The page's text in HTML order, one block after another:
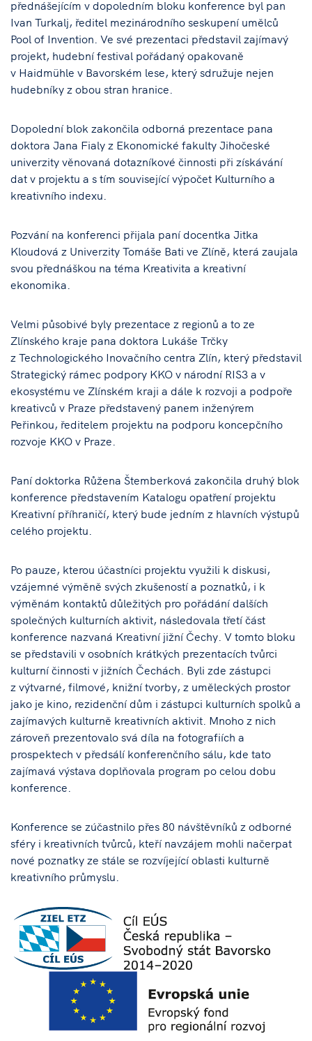
přednášejícím v dopoledním bloku konference byl pan
Ivan Turkalj, ředitel mezinárodního seskupení umělců
Pool of Invention. Ve své prezentaci představil zajímavý
projekt, hudební festival pořádaný opakovaně
v Haidmühle v Bavorském lese, který sdružuje nejen
hudebníky z obou stran hranice.
Dopolední blok zakončila odborná prezentace pana
doktora Jana Fialy z Ekonomické fakulty Jihočeské
univerzity věnovaná dotazníkové činnosti při získávání
dat v projektu a s tím související výpočet Kulturního a
kreativního indexu.
Pozvání na konferenci přijala paní docentka Jitka
Kloudová z Univerzity Tomáše Bati ve Zlíně, která zaujala
svou přednáškou na téma Kreativita a kreativní
ekonomika.
Velmi působivé byly prezentace z regionů a to ze
Zlínského kraje pana doktora Lukáše Trčky
z Technologického Inovačního centra Zlín, který představil
Strategický rámec podpory KKO v národní RIS3 a v
ekosystému ve Zlínském kraji a dále k rozvoji a podpoře
kreativců v Praze představený panem inženýrem
Peřinkou, ředitelem projektu na podporu koncepčního
rozvoje KKO v Praze.
Paní doktorka Růžena Štemberková zakončila druhý blok
konference představením Katalogu opatření projektu
Kreativní příhraničí, který bude jedním z hlavních výstupů
celého projektu.
Po pauze, kterou účastníci projektu využili k diskusi,
vzájemné výměně svých zkušeností a poznatků, i k
výměnám kontaktů důležitých pro pořádání dalších
společných kulturních aktivit, následovala třetí část
konference nazvaná Kreativní jižní Čechy. V tomto bloku
se představili v osobních krátkých prezentacích tvůrci
kulturní činnosti v jižních Čechách. Byli zde zástupci
z výtvarné, filmové, knižní tvorby, z uměleckých prostor
jako je kino, rezidenční dům i zástupci kulturních spolků a
zajímavých kulturně kreativních aktivit. Mnoho z nich
zároveň prezentovalo svá díla na fotografiích a
prospektech v předsálí konferenčního sálu, kde tato
zajímavá výstava doplňovala program po celou dobu
konference.
Konference se zúčastnilo přes 80 návštěvníků z odborné
sféry i kreativních tvůrců, kteří navzájem mohli načerpat
nové poznatky ze stále se rozvíjející oblasti kulturně
kreativního průmyslu.